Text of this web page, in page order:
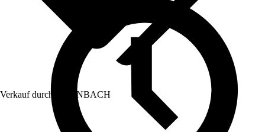
Verkauf durch: HORNBACH